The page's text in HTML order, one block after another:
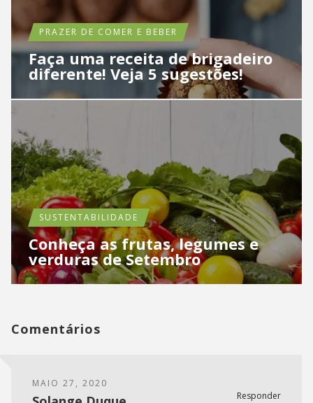
PRAZER DE COMER E BEBER
Faça uma receita de brigadeiro
diferente! Veja 5 sugestões!
SUSTENTABILIDADE
Conheça as frutas, legumes e
verduras de Setembro
Comentários
MAIO 27, 2020
Responder